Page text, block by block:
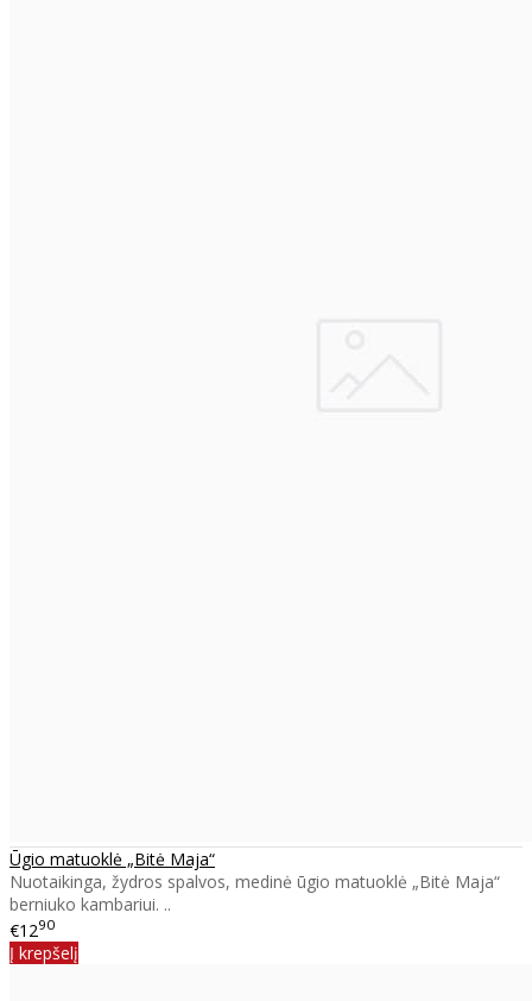
Ūgio matuoklė „Bitė Maja“
Nuotaikinga, žydros spalvos, medinė ūgio matuoklė „Bitė Maja“
berniuko kambariui. ..
€1290
Į krepšelį